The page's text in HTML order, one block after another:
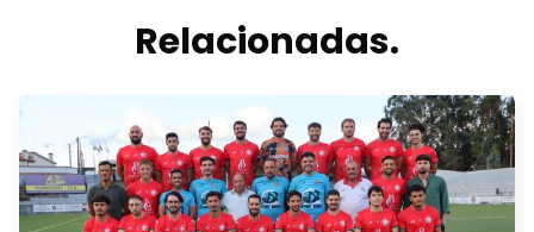
Relacionadas.